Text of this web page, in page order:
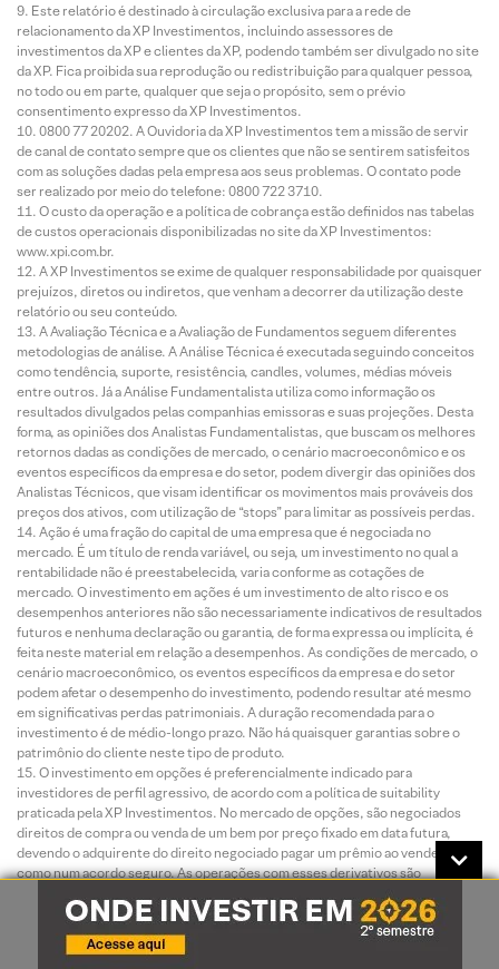
Este relatório é destinado à circulação exclusiva para a rede de
relacionamento da XP Investimentos, incluindo assessores de
investimentos da XP e clientes da XP, podendo também ser divulgado no site
da XP. Fica proibida sua reprodução ou redistribuição para qualquer pessoa,
no todo ou em parte, qualquer que seja o propósito, sem o prévio
consentimento expresso da XP Investimentos.
0800 77 20202. A Ouvidoria da XP Investimentos tem a missão de servir
de canal de contato sempre que os clientes que não se sentirem satisfeitos
com as soluções dadas pela empresa aos seus problemas. O contato pode
ser realizado por meio do telefone: 0800 722 3710.
O custo da operação e a política de cobrança estão definidos nas tabelas
de custos operacionais disponibilizadas no site da XP Investimentos:
www.xpi.com.br.
A XP Investimentos se exime de qualquer responsabilidade por quaisquer
prejuízos, diretos ou indiretos, que venham a decorrer da utilização deste
relatório ou seu conteúdo.
A Avaliação Técnica e a Avaliação de Fundamentos seguem diferentes
metodologias de análise. A Análise Técnica é executada seguindo conceitos
como tendência, suporte, resistência, candles, volumes, médias móveis
entre outros. Já a Análise Fundamentalista utiliza como informação os
resultados divulgados pelas companhias emissoras e suas projeções. Desta
forma, as opiniões dos Analistas Fundamentalistas, que buscam os melhores
retornos dadas as condições de mercado, o cenário macroeconômico e os
eventos específicos da empresa e do setor, podem divergir das opiniões dos
Analistas Técnicos, que visam identificar os movimentos mais prováveis dos
preços dos ativos, com utilização de “stops” para limitar as possíveis perdas.
Ação é uma fração do capital de uma empresa que é negociada no
mercado. É um título de renda variável, ou seja, um investimento no qual a
rentabilidade não é preestabelecida, varia conforme as cotações de
mercado. O investimento em ações é um investimento de alto risco e os
desempenhos anteriores não são necessariamente indicativos de resultados
futuros e nenhuma declaração ou garantia, de forma expressa ou implícita, é
feita neste material em relação a desempenhos. As condições de mercado, o
cenário macroeconômico, os eventos específicos da empresa e do setor
podem afetar o desempenho do investimento, podendo resultar até mesmo
em significativas perdas patrimoniais. A duração recomendada para o
investimento é de médio-longo prazo. Não há quaisquer garantias sobre o
patrimônio do cliente neste tipo de produto.
O investimento em opções é preferencialmente indicado para
investidores de perfil agressivo, de acordo com a política de suitability
praticada pela XP Investimentos. No mercado de opções, são negociados
direitos de compra ou venda de um bem por preço fixado em data futura,
devendo o adquirente do direito negociado pagar um prêmio ao vendedor tal
como num acordo seguro. As operações com esses derivativos são
retorno e algumas posições apresentarem a possibilidade de perdas
superiores ao capital investido. A duração recomendada para o investimento
é de curto prazo e o patrimônio do cliente não está garantido neste tipo de